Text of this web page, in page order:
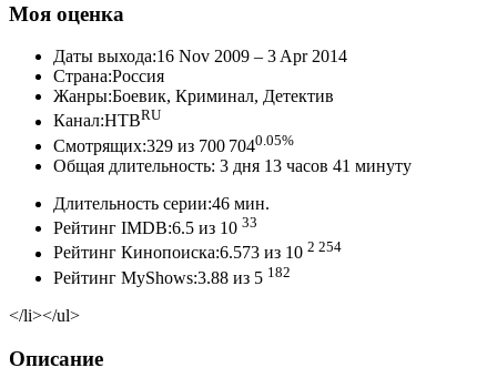
Моя оценка
Даты выхода:16 Nov 2009 – 3 Apr 2014
Страна:Россия
Жанры:Боевик, Криминал, Детектив
Канал:НТВRU
Смотрящих:329 из 700 7040.05%
Общая длительность: 3 дня 13 часов 41 минуту
Длительность серии:46 мин.
Рейтинг IMDB:6.5 из 10 33
Рейтинг Кинопоиска:6.573 из 10 2 254
Рейтинг MyShows:3.88 из 5 182
</li></ul>
Описание